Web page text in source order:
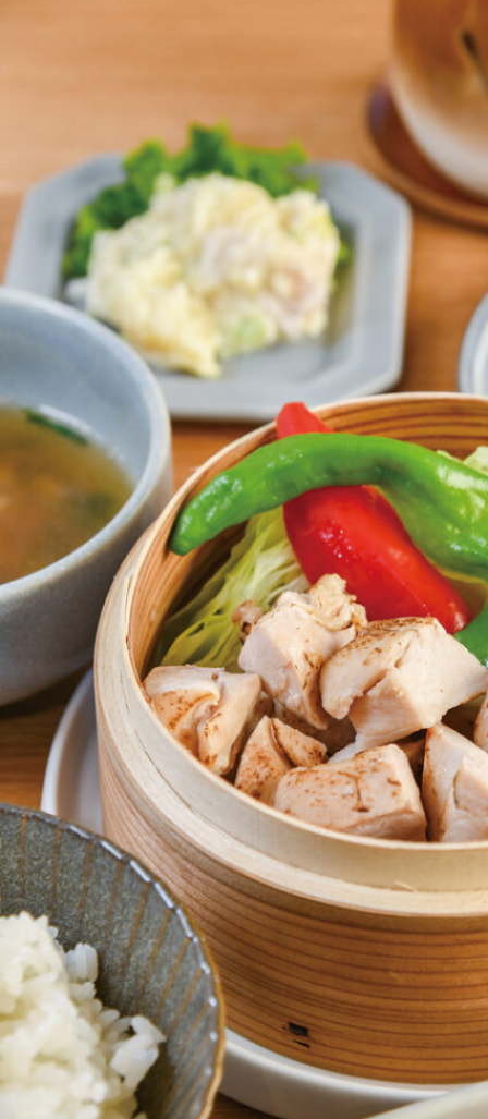
おすすめの展覧会
おすすめの映画
誠光社で選びました。
おすすめの本
紹介します。
おすすめのイベント